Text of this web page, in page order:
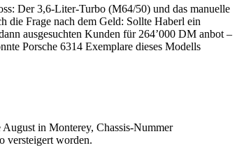
Der 3,6-Liter-Turbo (M64/50) und das manuelle
die Frage nach dem Geld: Sollte Haberl ein
ausgesuchten Kunden für 264’000 DM anbot –
Porsche 6314 Exemplare dieses Modells
in Monterey, Chassis-Nummer
versteigert worden.